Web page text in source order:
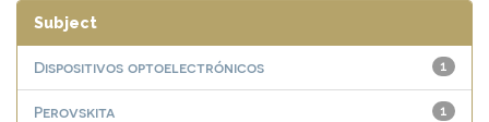
Subject
1
Dispositivos optoelectrónicos
1
Perovskita